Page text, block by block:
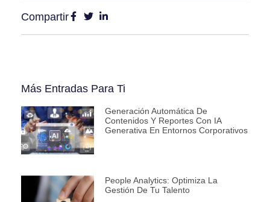
Compartir
Más Entradas Para Ti
Generación Automática De
Contenidos Y Reportes Con IA
Generativa En Entornos Corporativos
People Analytics: Optimiza La
Gestión De Tu Talento